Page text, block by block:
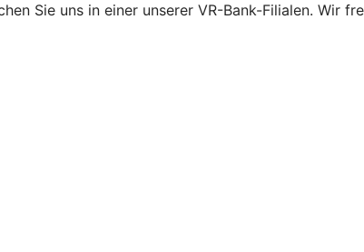
Sie uns in einer unserer VR-Bank-Filialen. Wir